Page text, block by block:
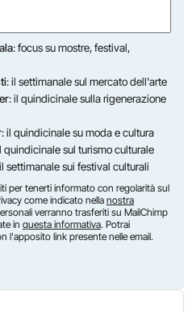
: focus su mostre, festival,
: il settimanale sul mercato dell'arte
: il quindicinale sulla rigenerazione
: il quindicinale su moda e cultura
quindicinale sul turismo culturale
settimanale sui festival culturali
per tenerti informato con regolarità sul
come indicato nella nostra
verranno trasferiti su MailChimp
in questa informativa. Potrai
l'apposito link presente nelle email.